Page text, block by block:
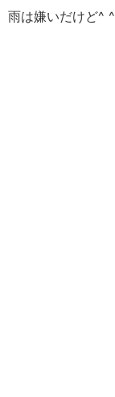
雨は嫌いだけど^ ^